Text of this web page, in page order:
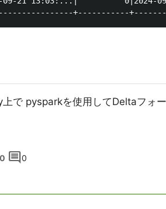
で pysparkを使用してDeltaフォ
0 comment0